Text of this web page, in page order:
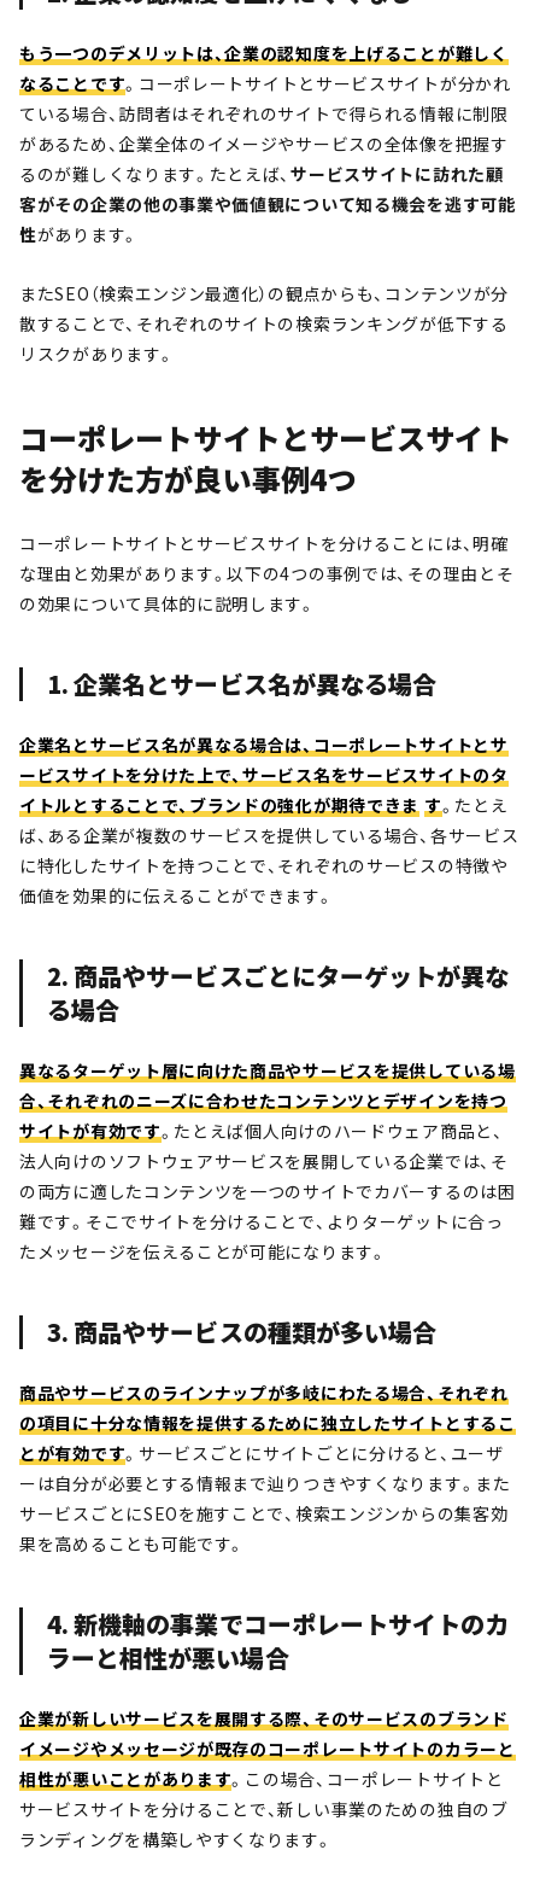
もう一つのデメリットは、企業の認知度を上げることが難しく
なることです。コーポレートサイトとサービスサイトが分かれ
ている場合、訪問者はそれぞれのサイトで得られる情報に制限
があるため、企業全体のイメージやサービスの全体像を把握す
るのが難しくなります。たとえば、サービスサイトに訪れた顧
客がその企業の他の事業や価値観について知る機会を逃す可能
性があります。
またSEO（検索エンジン最適化）の観点からも、コンテンツが分
散することで、それぞれのサイトの検索ランキングが低下する
リスクがあります。
コーポレートサイトとサービスサイト
を分けた方が良い事例4つ
コーポレートサイトとサービスサイトを分けることには、明確
な理由と効果があります。以下の4つの事例では、その理由とそ
の効果について具体的に説明します。
1. 企業名とサービス名が異なる場合
企業名とサービス名が異なる場合は、コーポレートサイトとサ
ービスサイトを分けた上で、サービス名をサービスサイトのタ
イトルとすることで、ブランドの強化が期待できま す。たとえ
ば、ある企業が複数のサービスを提供している場合、各サービス
に特化したサイトを持つことで、それぞれのサービスの特徴や
価値を効果的に伝えることができます。
2. 商品やサービスごとにターゲットが異な
る場合
異なるターゲット層に向けた商品やサービスを提供している場
合、それぞれのニーズに合わせたコンテンツとデザインを持つ
サイトが有効です。たとえば個人向けのハードウェア商品と、
法人向けのソフトウェアサービスを展開している企業では、そ
の両方に適したコンテンツを一つのサイトでカバーするのは困
難です。そこでサイトを分けることで、よりターゲットに合っ
たメッセージを伝えることが可能になります。
3. 商品やサービスの種類が多い場合
商品やサービスのラインナップが多岐にわたる場合、それぞれ
の項目に十分な情報を提供するために独立したサイトとするこ
とが有効です。サービスごとにサイトごとに分けると、ユーザ
ーは自分が必要とする情報まで辿りつきやすくなります。また
サービスごとにSEOを施すことで、検索エンジンからの集客効
果を高めることも可能です。
4. 新機軸の事業でコーポレートサイトのカ
ラーと相性が悪い場合
企業が新しいサービスを展開する際、そのサービスのブランド
イメージやメッセージが既存のコーポレートサイトのカラーと
相性が悪いことがあります。この場合、コーポレートサイトと
サービスサイトを分けることで、新しい事業のための独自のブ
ランディングを構築しやすくなります。